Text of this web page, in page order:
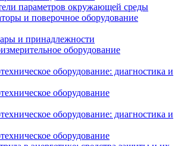
параметров окружающей среды
и поверочное оборудование
и принадлежности
оборудование
оборудование: диагностика и
оборудование
оборудование: диагностика и
оборудование